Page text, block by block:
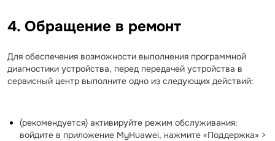
4. Обращение в ремонт
Для обеспечения возможности выполнения программной
диагностики устройства, перед передачей устройства в
сервисный центр выполните одно из следующих действий:
(рекомендуется) активируйте режим обслуживания:
войдите в приложение MyHuawei, нажмите «Поддержка» >